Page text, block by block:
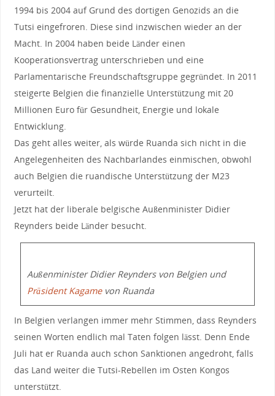
1994 bis 2004 auf Grund des dortigen Genozids an die
Tutsi eingefroren. Diese sind inzwischen wieder an der
Macht. In 2004 haben beide Länder einen
Kooperationsvertrag unterschrieben und eine
Parlamentarische Freundschaftsgruppe gegründet. In 2011
steigerte Belgien die finanzielle Unterstützung mit 20
Millionen Euro für Gesundheit, Energie und lokale
Entwicklung.
Das geht alles weiter, als würde Ruanda sich nicht in die
Angelegenheiten des Nachbarlandes einmischen, obwohl
auch Belgien die ruandische Unterstützung der M23
verurteilt.
Jetzt hat der liberale belgische Außenminister Didier
Reynders beide Länder besucht.
Außenminister Didier Reynders von Belgien und
Präsident Kagamevon Ruanda
In Belgien verlangen immer mehr Stimmen, dass Reynders
seinen Worten endlich mal Taten folgen lässt. Denn Ende
Juli hat er Ruanda auch schon Sanktionen angedroht, falls
das Land weiter die Tutsi-Rebellen im Osten Kongos
unterstützt.